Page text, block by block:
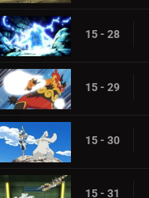
15 - 28
15 - 29
15 - 30
15 - 31